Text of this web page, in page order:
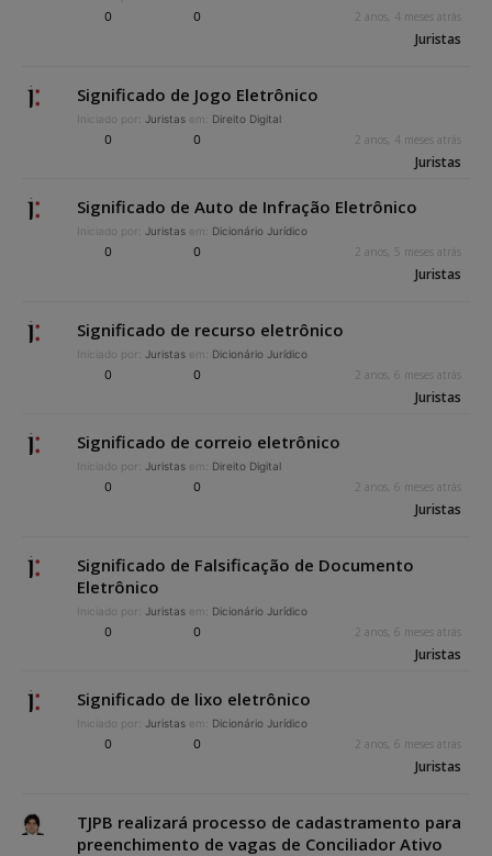
0 0 2 anos, 4 meses atrás
Juristas
Significado de Jogo Eletrônico
Iniciado por: Juristas em: Direito Digital
0 0 2 anos, 4 meses atrás
Juristas
Significado de Auto de Infração Eletrônico
Iniciado por: Juristas em: Dicionário Jurídico
0 0 2 anos, 5 meses atrás
Juristas
Significado de recurso eletrônico
Iniciado por: Juristas em: Dicionário Jurídico
0 0 2 anos, 6 meses atrás
Juristas
Significado de correio eletrônico
Iniciado por: Juristas em: Direito Digital
0 0 2 anos, 6 meses atrás
Juristas
Significado de Falsificação de Documento
Eletrônico
Iniciado por: Juristas em: Dicionário Jurídico
0 0 2 anos, 6 meses atrás
Juristas
Significado de lixo eletrônico
Iniciado por: Juristas em: Dicionário Jurídico
0 0 2 anos, 6 meses atrás
Juristas
TJPB realizará processo de cadastramento para
preenchimento de vagas de Conciliador Ativo